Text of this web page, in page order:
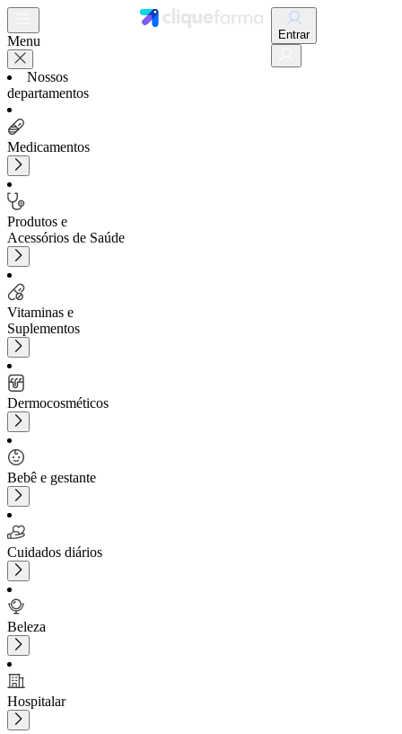
Menu
Nossos
departamentos
Medicamentos
Produtos e
Acessórios de Saúde
Vitaminas e
Suplementos
Dermocosméticos
Bebê e gestante
Cuidados diários
Beleza
Hospitalar
Entrar